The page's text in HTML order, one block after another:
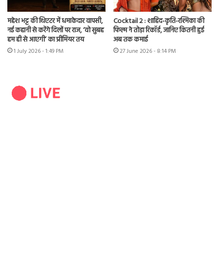
महेश भट्ट की थिएटर में धमाकेदार वापसी,
नई कहानी से करेंगे दिलों पर राज, ‘वो सुबह
हम ही से आएगी’ का प्रीमियर तय
1 July 2026 - 1:49 PM
Cocktail 2 : शाहिद-कृति-रश्मिका की
फिल्म ने तोड़ा रिकॉर्ड, जानिए कितनी हुई
अब तक कमाई
27 June 2026 - 8:14 PM